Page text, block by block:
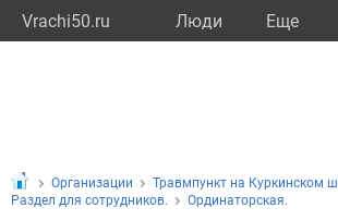
Vrachi50.ru Люди Eще
Организации Травмпункт на Куркинском
Раздел для сотрудников.
Ординаторская.